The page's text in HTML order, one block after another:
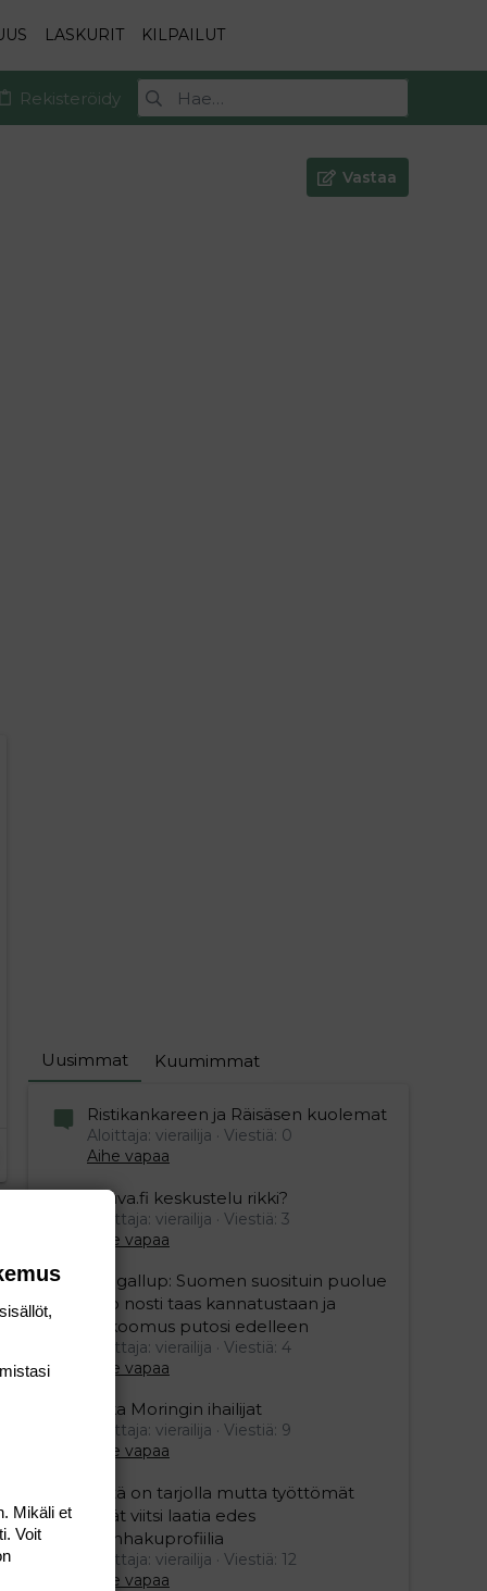
LASKURIT KILPAILUT
Rekisteröidy
Vastaa
Uusimmat Kuumimmat
Ristikankareen ja Räisäsen kuolemat
Aloittaja: vierailija
Viestiä: 0
Aihe vapaa
Vauva.fi keskustelu rikki?
Aloittaja: vierailija
Viestiä: 3
Aihe vapaa
Yle gallup: Suomen suosituin puolue
Sdp nosti taas kannatustaan ja
kokoomus putosi edelleen
Aloittaja: vierailija
Viestiä: 4
Aihe vapaa
Mika Moringin ihailijat
Aloittaja: vierailija
Viestiä: 9
Aihe vapaa
Töitä on tarjolla mutta työttömät
eivät viitsi laatia edes
työnhakuprofiilia
Aloittaja: vierailija
Viestiä: 12
Aihe vapaa
Mikäli et
Voit